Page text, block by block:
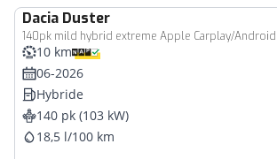
Dacia Duster
140pk mild hybrid extreme Apple Carplay/Android
10 km
06-2026
Hybride
140 pk (103 kW)
18,5 l/100 km